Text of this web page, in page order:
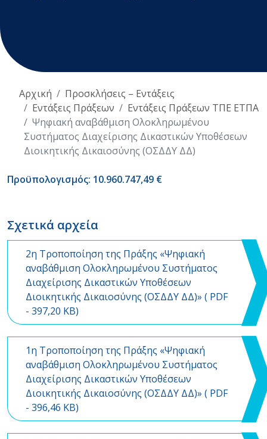
Αρχική
Προσκλήσεις – Εντάξεις
Εντάξεις Πράξεων
Εντάξεις Πράξεων ΤΠΕ ΕΤΠΑ
Ψηφιακή αναβάθμιση Ολοκληρωμένου
Συστήματος Διαχείρισης Δικαστικών Υποθέσεων
Διοικητικής Δικαιοσύνης (ΟΣΔΔΥ ΔΔ)
Προϋπολογισμός: 10.960.747,49 €
Σχετικά αρχεία
2η Τροποποίηση της Πράξης «Ψηφιακή
αναβάθμιση Ολοκληρωμένου Συστήματος
Διαχείρισης Δικαστικών Υποθέσεων
Διοικητικής Δικαιοσύνης (ΟΣΔΔΥ ΔΔ)» ( PDF
- 397,20 KB)
1η Τροποποίηση της Πράξης «Ψηφιακή
αναβάθμιση Ολοκληρωμένου Συστήματος
Διαχείρισης Δικαστικών Υποθέσεων
Διοικητικής Δικαιοσύνης (ΟΣΔΔΥ ΔΔ)» ( PDF
- 396,46 KB)